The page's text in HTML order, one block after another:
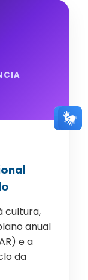
cultura,
anual
e a
da